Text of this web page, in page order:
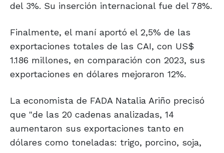
del 3%. Su inserción internacional fue del 78%.
Finalmente, el maní aportó el 2,5% de las
exportaciones totales de las CAI, con US$
1.186 millones, en comparación con 2023, sus
exportaciones en dólares mejoraron 12%.
La economista de FADA Natalia Ariño precisó
que "de las 20 cadenas analizadas, 14
aumentaron sus exportaciones tanto en
dólares como toneladas: trigo, porcino, soja,